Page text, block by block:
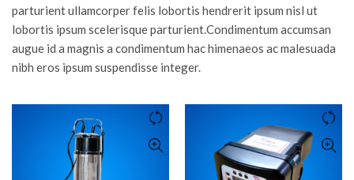
parturient ullamcorper felis lobortis hendrerit ipsum nisl ut
lobortis ipsum scelerisque parturient.Condimentum accumsan
augue id a magnis a condimentum hac himenaeos ac malesuada
nibh eros ipsum suspendisse integer.